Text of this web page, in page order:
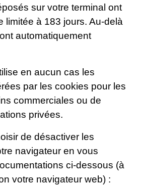
sur votre terminal ont
limitée à 183 jours. Au-delà
automatiquement
en aucun cas les
par les cookies pour les
commerciales ou de
privées.
de désactiver les
navigateur en vous
ci-dessous (à
votre navigateur web) :